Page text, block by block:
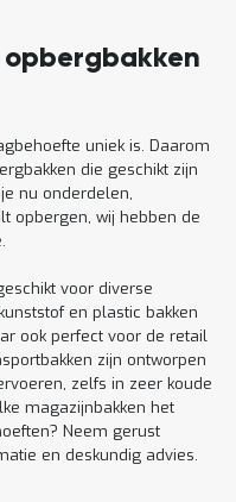
opbergbakken
uniek is. Daarom
die geschikt zijn
nu onderdelen,
opbergen, wij hebben de
voor diverse
en plastic bakken
ook perfect voor de retail
zijn ontworpen
zelfs in zeer koude
magazijnbakken het
Neem gerust
en deskundig advies.